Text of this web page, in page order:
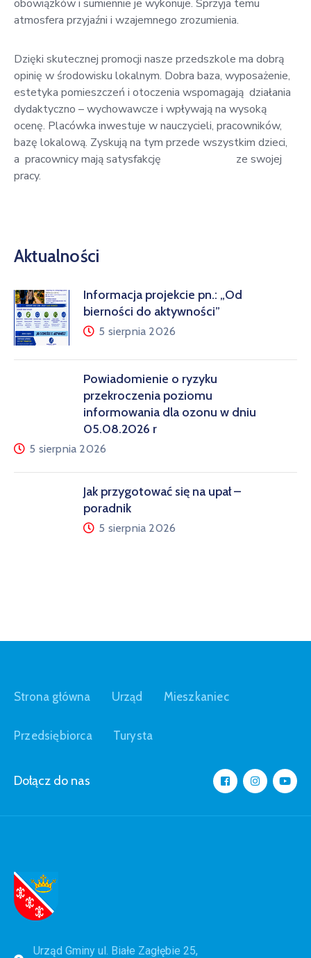
obowiązków i sumiennie je wykonuje. Sprzyja temu
atmosfera przyjaźni i wzajemnego zrozumienia.
Dzięki skutecznej promocji nasze przedszkole ma dobrą
opinię w środowisku lokalnym. Dobra baza, wyposażenie,
estetyka pomieszczeń i otoczenia wspomagają działania
dydaktyczno – wychowawcze i wpływają na wysoką
ocenę. Placówka inwestuje w nauczycieli, pracowników,
bazę lokalową. Zyskują na tym przede wszystkim dzieci,
a pracownicy mają satysfakcję ze swojej
pracy.
Aktualności
Informacja projekcie pn.: „Od
bierności do aktywności”
5 sierpnia 2026
Powiadomienie o ryzyku
przekroczenia poziomu
informowania dla ozonu w dniu
05.08.2026 r
5 sierpnia 2026
Jak przygotować się na upał –
poradnik
5 sierpnia 2026
Strona główna Urząd Mieszkaniec
Przedsiębiorca Turysta
Dołącz do nas
Urząd Gminy ul. Białe Zagłębie 25,